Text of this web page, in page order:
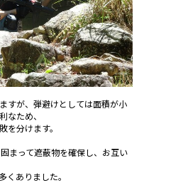
すが、弾避けとしては面積が小
なため、
を分けます。
まって遮蔽物を確保し、お互い
くありました。